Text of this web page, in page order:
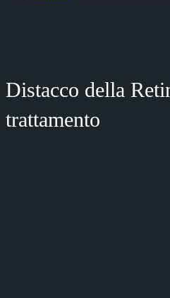
Distacco della
trattamento